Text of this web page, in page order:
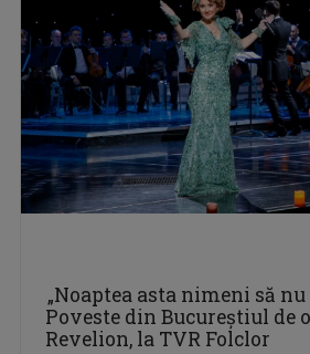
„Noaptea asta nimeni să nu
Poveste din Bucureștiul de
Revelion, la TVR Folclor